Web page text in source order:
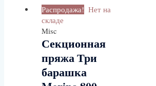
Распродажа! Нет на
складе
Misc
Секционная
пряжа Три
барашка